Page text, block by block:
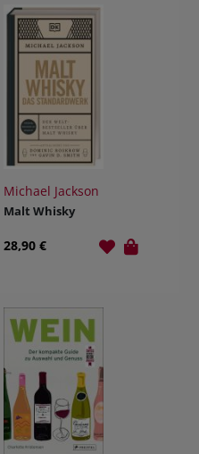
Michael Jackson
Malt Whisky
28,90 €